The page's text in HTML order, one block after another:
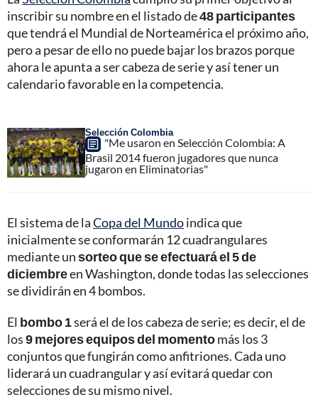
inscribir su nombre en el listado de48 participantes
que tendrá el Mundial de Norteamérica el próximo año,
pero a pesar de ello no puede bajar los brazos porque
ahora le apunta a ser cabeza de serie y así tener un
calendario favorable en la competencia.
Selección Colombia
"Me usaron en Selección Colombia: A
Brasil 2014 fueron jugadores que nunca
jugaron en Eliminatorias"
El sistema de laCopa del Mundoindica que
inicialmente se conformarán 12 cuadrangulares
mediante unsorteo que se efectuará el 5 de
diciembreen Washington, donde todas las selecciones
se dividirán en 4 bombos.
El bombo 1será el de los cabeza de serie; es decir, el de
los9 mejores equipos del momentomás los 3
conjuntos que fungirán como anfitriones. Cada uno
liderará un cuadrangular y así evitará quedar con
selecciones de su mismo nivel.